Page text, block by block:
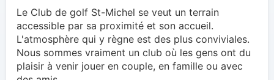
Le Club de golf St-Michel se veut un terrain
accessible par sa proximité et son accueil.
L'atmosphère qui y règne est des plus conviviales.
Nous sommes vraiment un club où les gens ont du
plaisir à venir jouer en couple, en famille ou avec